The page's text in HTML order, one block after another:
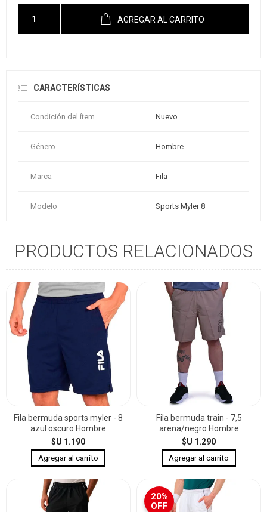
AGREGAR AL CARRITO
CARACTERÍSTICAS
Condición del ítem Nuevo
Género Hombre
Marca Fila
Modelo Sports Myler 8
PRODUCTOS RELACIONADOS
Fila bermuda sports myler - 8
azul oscuro Hombre
$U 1.190
Fila bermuda train - 7,5
arena/negro Hombre
$U 1.290
20%
OFF